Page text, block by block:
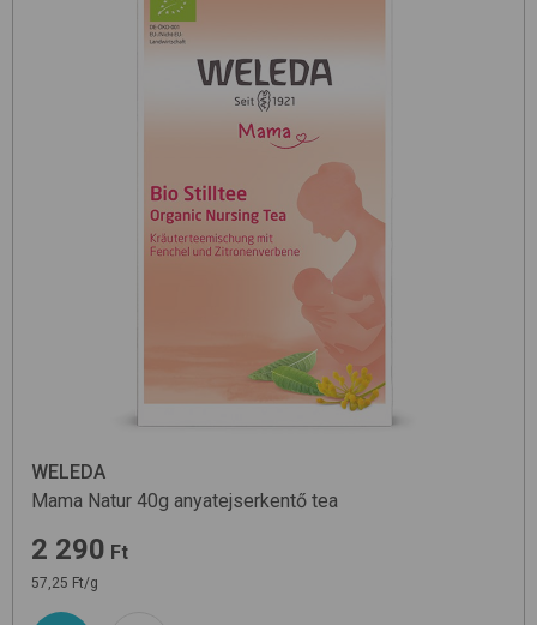
WELEDA
Mama Natur 40g anyatejserkentő tea
2 290 Ft
57,25 Ft/g